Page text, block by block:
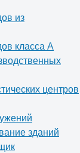
из
класса А
центров
зданий